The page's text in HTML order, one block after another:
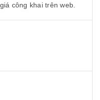
công khai trên web.